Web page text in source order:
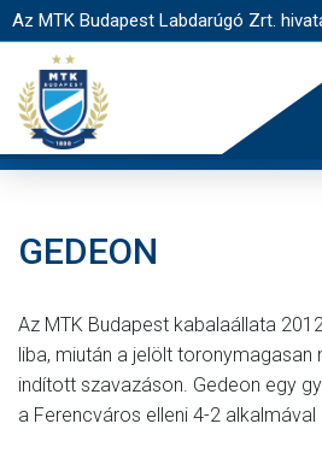
Az MTK Budapest Labdarúgó Zrt.
JEGYÉRTÉKESÍTÉS
EGYESÜLET
GEDEON
Az MTK Budapest kabalaállata
liba, miután a jelölt toronymagasan
indított szavazáson. Gedeon egy
a Ferencváros elleni 4-2